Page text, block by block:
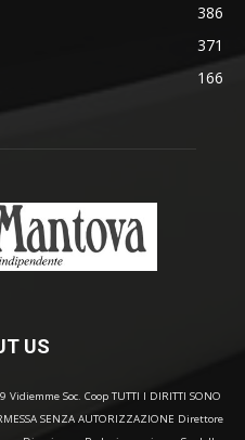
386
371
166
US
Soc. Coop TUTTI I DIRITTI SONO
SENZA AUTORIZZAZIONE Direttore